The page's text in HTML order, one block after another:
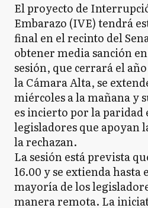
El proyecto de
Embarazo (IVE) tendrá
final en el recinto del
obtener media sanción
sesión, que cerrará el
la Cámara Alta, se
miércoles a la mañana y
es incierto por la paridad
legisladores que apoyan
la rechazan.
La sesión está prevista
16.00 y se extienda
mayoría de los
manera remota. La